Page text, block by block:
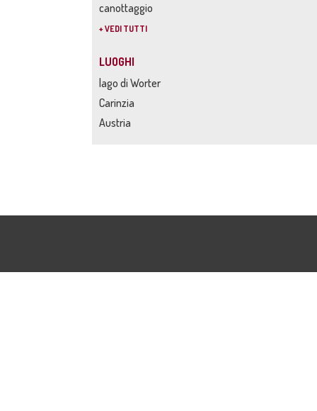
canottaggio
+ VEDI TUTTI
LUOGHI
lago di Worter
Carinzia
Austria